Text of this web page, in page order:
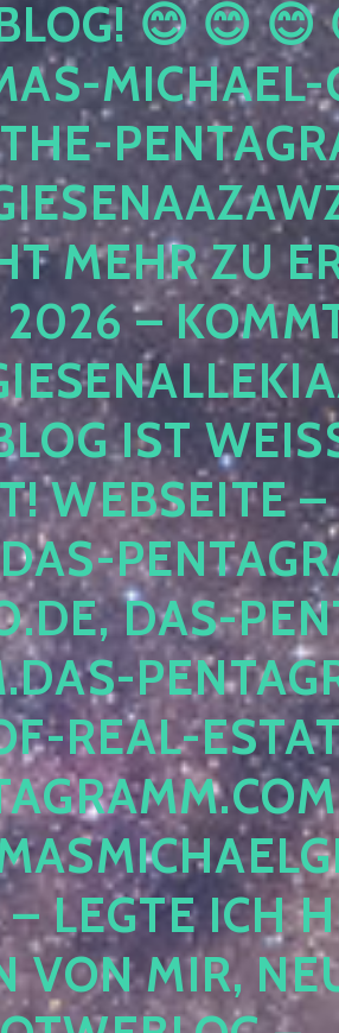
😊 😊 😊
MICHAEL-
MEHR ZU
– KOMMT
IST
–
DAS-
–
ICH
MIR,